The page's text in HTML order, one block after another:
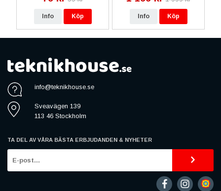
Info Köp Info Köp
info@teknikhouse.se
Sveavägen 139
113 46 Stockholm
TA DEL AV VÅRA BÄSTA ERBJUDANDEN & NYHETER